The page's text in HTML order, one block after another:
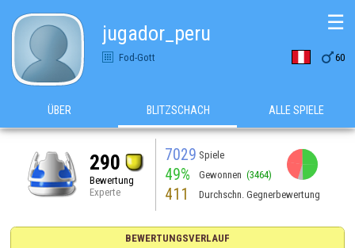
jugador_peru
Fod-Gott 60
☰
ÜBER BLITZSCHACH ALLE SPIELE
290
Bewertung
Experte
7029 Spiele
49% Gewonnen (3464)
411 Durchschn. Gegnerbewertung
BEWERTUNGSVERLAUF